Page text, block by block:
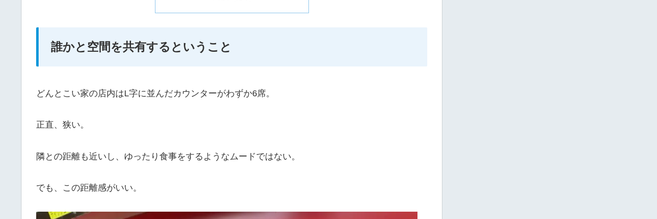
誰かと空間を共有するということ
どんとこい家の店内はL字に並んだカウンターがわずか6席。
正直、狭い。
隣との距離も近いし、ゆったり食事をするようなムードではない。
でも、この距離感がいい。